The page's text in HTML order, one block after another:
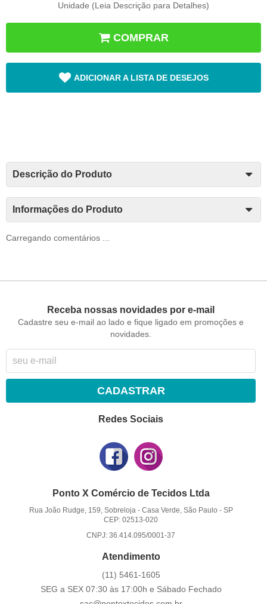
Unidade (Leia Descrição para Detalhes)
COMPRAR
ADICIONAR A LISTA DE DESEJOS
Descrição do Produto
Informações do Produto
Carregando comentários ...
Receba nossas novidades por e-mail
Cadastre seu e-mail ao lado e fique ligado em promoções e
novidades.
CADASTRAR
Redes Sociais
Ponto X Comércio de Tecidos Ltda
Rua João Rudge, 159, Sobreloja- Casa Verde, São Paulo - SP
CEP: 02513-020
CNPJ: 36.414.095/0001-37
Atendimento
(11) 5461-1605
SEG a SEX 07:30 às 17:00h e Sábado Fechado